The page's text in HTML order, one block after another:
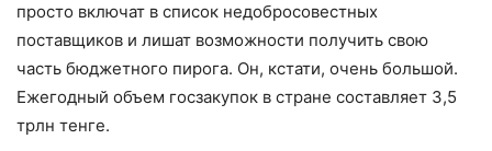
просто включат в список недобросовестных
поставщиков и лишат возможности получить свою
часть бюджетного пирога. Он, кстати, очень большой.
Ежегодный объем госзакупок в стране составляет 3,5
трлн тенге.